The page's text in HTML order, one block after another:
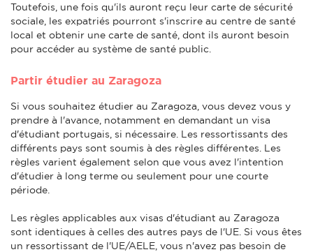
Toutefois, une fois qu'ils auront reçu leur carte de sécurité
sociale, les expatriés pourront s'inscrire au centre de santé
local et obtenir une carte de santé, dont ils auront besoin
pour accéder au système de santé public.
Partir étudier au Zaragoza
Si vous souhaitez étudier au Zaragoza, vous devez vous y
prendre à l'avance, notamment en demandant un visa
d'étudiant portugais, si nécessaire. Les ressortissants des
différents pays sont soumis à des règles différentes. Les
règles varient également selon que vous avez l'intention
d'étudier à long terme ou seulement pour une courte
période.
Les règles applicables aux visas d'étudiant au Zaragoza
sont identiques à celles des autres pays de l'UE. Si vous êtes
un ressortissant de l'UE/AELE, vous n'avez pas besoin de